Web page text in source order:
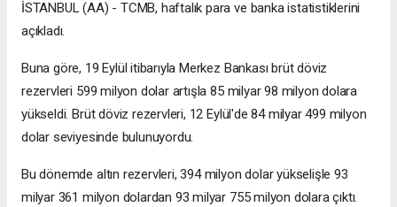
İSTANBUL (AA) - TCMB, haftalık para ve banka istatistiklerini
açıkladı.
Buna göre, 19 Eylül itibarıyla Merkez Bankası brüt döviz
rezervleri 599 milyon dolar artışla 85 milyar 98 milyon dolara
yükseldi. Brüt döviz rezervleri, 12 Eylül'de 84 milyar 499 milyon
dolar seviyesinde bulunuyordu.
Bu dönemde altın rezervleri, 394 milyon dolar yükselişle 93
milyar 361 milyon dolardan 93 milyar 755 milyon dolara çıktı.